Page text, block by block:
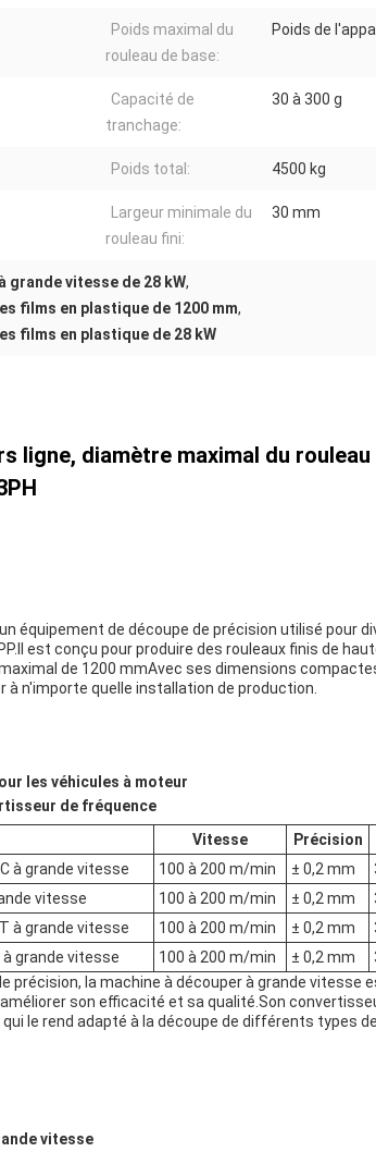
Poids maximal du
rouleau de base:
Poids de
Capacité de
tranchage:
30 à 300 g
Poids total: 4500 kg
Largeur minimale du
rouleau fini:
30 mm
grande vitesse de 28 kW,
films en plastique de 1200 mm,
films en plastique de 28 kW
ligne, diamètre maximal du
équipement de découpe de précision utilisé pour
est conçu pour produire des rouleaux finis de
de 1200 mmAvec ses dimensions
n'importe quelle installation de production.
les véhicules à moteur
de fréquence
Vitesse Précision
à grande vitesse
100 à 200 m/min ± 0,2 mm
vitesse
100 à 200 m/min ± 0,2 mm
à grande vitesse
100 à 200 m/min ± 0,2 mm
grande vitesse
100 à 200 m/min ± 0,2 mm
précision, la machine à découper à grande vitesse
son efficacité et sa qualité.Son
le rend adapté à la découpe de différents types
vitesse